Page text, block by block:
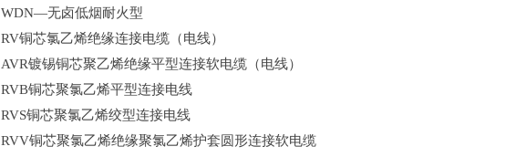
WDN—无卤低烟耐火型
RV铜芯氯乙烯绝缘连接电缆（电线）
AVR镀锡铜芯聚乙烯绝缘平型连接软电缆（电线）
RVB铜芯聚氯乙烯平型连接电线
RVS铜芯聚氯乙烯绞型连接电线
RVV铜芯聚氯乙烯绝缘聚氯乙烯护套圆形连接软电缆